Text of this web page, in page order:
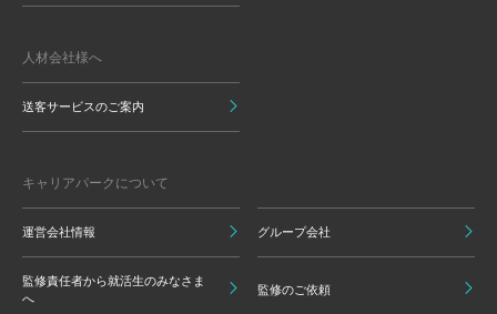
人材会社様へ
送客サービスのご案内
キャリアパークについて
運営会社情報 グループ会社
監修責任者から就活生のみなさま
へ
監修のご依頼